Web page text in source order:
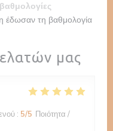
μας
: 5/5 Ποιότητα /
έδωσαν τη βαθμολογία